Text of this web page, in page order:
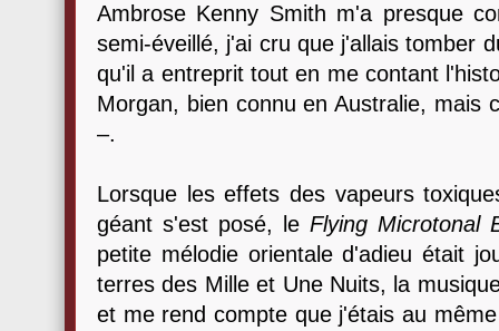
Ambrose Kenny Smith m'a presque
semi-éveillé, j'ai cru que j'allais tomber
qu'il a entreprit tout en me contant
Morgan, bien connu en Australie, mais
–.
Lorsque les effets des vapeurs
géant s'est posé, le Flying Microtonal
petite mélodie orientale d'adieu était
terres des Mille et Une Nuits, la
et me rend compte que j'étais au